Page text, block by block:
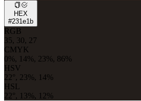
HEX
#231e1b
RGB
35, 30, 27
CMYK
0%, 14%, 23%, 86%
HSV
22°, 23%, 14%
HSL
22°, 13%, 12%